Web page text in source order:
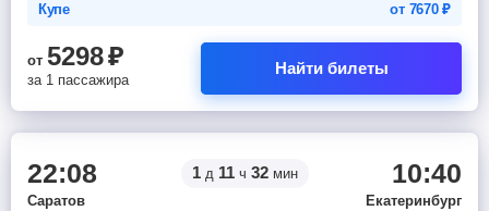
Купе от 7670₽
от 5298₽
за 1 пассажира
Найти билеты
22:08 1д 11ч 32мин 10:40
Саратов
Екатеринбург